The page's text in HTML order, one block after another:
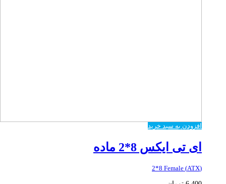
افزودن به سبد خرید
ای تی ایکس 8*2 ماده
(ATX) 2*8 Female